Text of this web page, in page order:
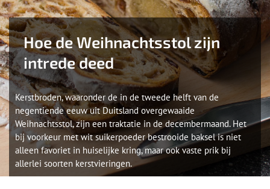
Hoe de Weihnachtsstol zijn
intrede deed
Kerstbroden, waaronder de in de tweede helft van de
negentiende eeuw uit Duitsland overgewaaide
Weihnachtsstol, zijn een traktatie in de decembermaand. Het
bij voorkeur met wit suikerpoeder bestrooide baksel is niet
alleen favoriet in huiselijke kring, maar ook vaste prik bij
allerlei soorten kerstvieringen.